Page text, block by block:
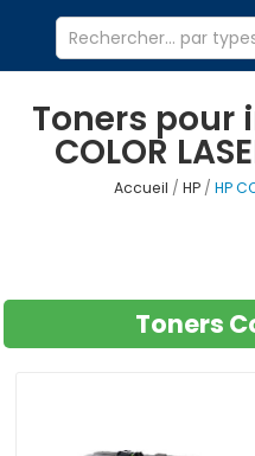
Toners pour
COLOR
Accueil HP HP
Toners